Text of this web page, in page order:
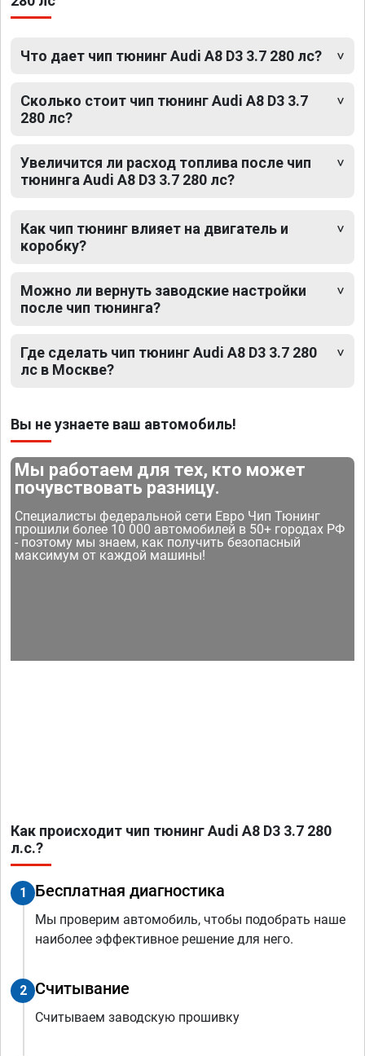
Что дает чип тюнинг Audi A8 D3 3.7 280 лс?
Сколько стоит чип тюнинг Audi A8 D3 3.7
280 лс?
Увеличится ли расход топлива после чип
тюнинга Audi A8 D3 3.7 280 лс?
Как чип тюнинг влияет на двигатель и
коробку?
Можно ли вернуть заводские настройки
после чип тюнинга?
Где сделать чип тюнинг Audi A8 D3 3.7 280
лс в Москве?
Вы не узнаете ваш автомобиль!
Мы работаем для тех, кто может
почувствовать разницу.
Специалисты федеральной сети Евро Чип Тюнинг
прошили более 10 000 автомобилей в 50+ городах РФ
- поэтому мы знаем, как получить безопасный
максимум от каждой машины!
Как происходит чип тюнинг Audi A8 D3 3.7 280
л.с.?
1 Бесплатная диагностика
Мы проверим автомобиль, чтобы подобрать наше
наиболее эффективное решение для него.
2 Считывание
Считываем заводскую прошивку